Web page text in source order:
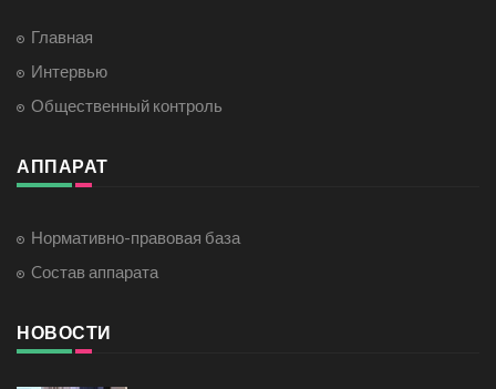
Главная
Интервью
Общественный контроль
АППАРАТ
Нормативно-правовая база
Cостав аппарата
НОВОСТИ